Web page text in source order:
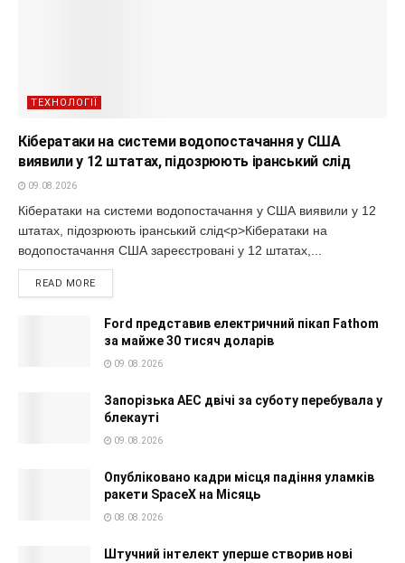
ТЕХНОЛОГІЇ
Кібератаки на системи водопостачання у США
виявили у 12 штатах, підозрюють іранський слід
09.08.2026
Кібератаки на системи водопостачання у США виявили у 12
штатах, підозрюють іранський слід<p>Кібератаки на
водопостачання США зареєстровані у 12 штатах,...
READ MORE
Ford представив електричний пікап Fathom
за майже 30 тисяч доларів
09.08.2026
Запорізька АЕС двічі за суботу перебувала у
блекауті
09.08.2026
Опубліковано кадри місця падіння уламків
ракети SpaceX на Місяць
08.08.2026
Штучний інтелект уперше створив нові